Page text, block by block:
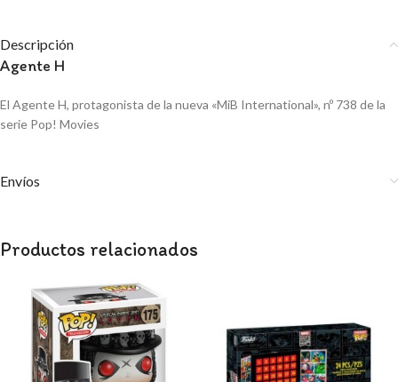
Descripción
Agente H
El Agente H, protagonista de la nueva «MiB International», nº 738 de la
serie Pop! Movies
Envíos
Productos relacionados